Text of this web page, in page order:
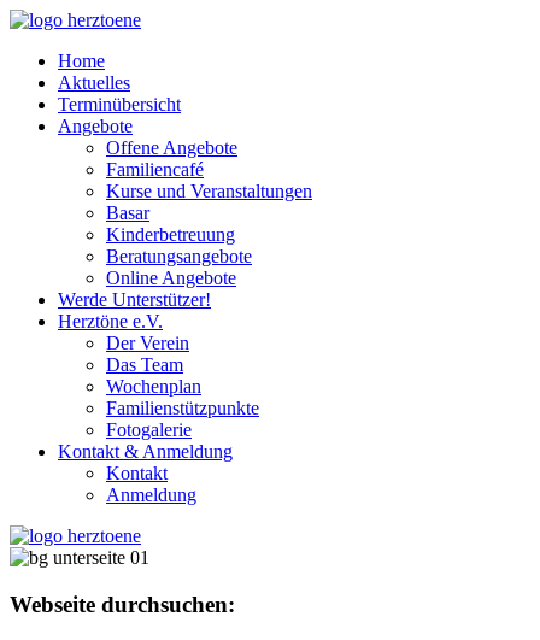
Home
Aktuelles
Terminübersicht
Angebote
Offene Angebote
Familiencafé
Kurse und Veranstaltungen
Basar
Kinderbetreuung
Beratungsangebote
Online Angebote
Werde Unterstützer!
Herztöne e.V.
Der Verein
Das Team
Wochenplan
Familienstützpunkte
Fotogalerie
Kontakt & Anmeldung
Kontakt
Anmeldung
Webseite durchsuchen: